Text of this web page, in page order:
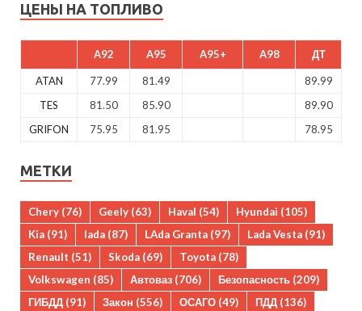
ЦЕНЫ НА ТОПЛИВО
A92 A95 A95+ A98 ДТ
ATAN 77.99 81.49
89.99
TES
81.50 85.90
89.90
GRIFON
75.95 81.95 78.95
МЕТКИ
Chery (76) Geely (63) Haval (54) Hyundai (105)
Kia (91) lada (87) LAda Granta (97) Lada Vesta (91)
Renault (51) Skoda (69) Toyota (78)
Volkswagen (85) Автоваз (706) Безопасность (209)
ГИБДД (91) Закон (556) ОСАГО (49) ПДД (136)